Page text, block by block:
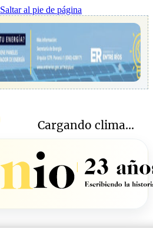
Saltar al pie de página
Cargando clima...